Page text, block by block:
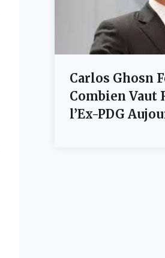
Carlos Ghosn
Combien Vaut
l’Ex-PDG